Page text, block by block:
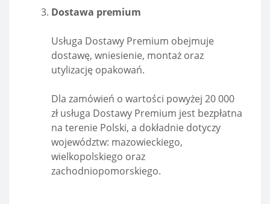
Dostawa premium
Usługa Dostawy Premium obejmuje
dostawę, wniesienie, montaż oraz
utylizację opakowań.
Dla zamówień o wartości powyżej 20 000
zł usługa Dostawy Premium jest bezpłatna
na terenie Polski, a dokładnie dotyczy
województw: mazowieckiego,
wielkopolskiego oraz
zachodniopomorskiego.